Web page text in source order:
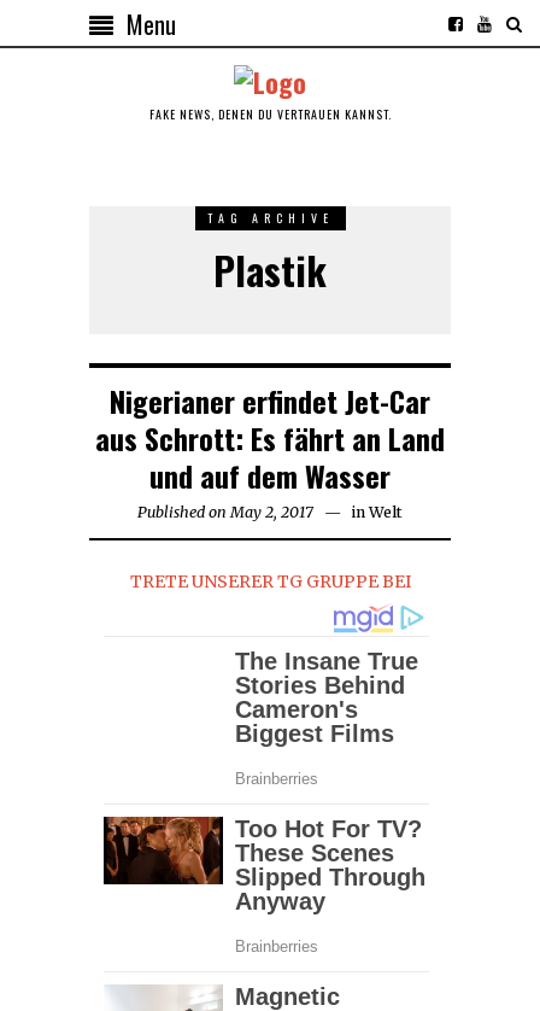
Menu
FAKE NEWS, DENEN DU VERTRAUEN KANNST.
TAG ARCHIVE
Plastik
Nigerianer erfindet Jet-Car
aus Schrott: Es fährt an Land
und auf dem Wasser
Published on May 2, 2017 in Welt
TRETE UNSERER TG GRUPPE BEI